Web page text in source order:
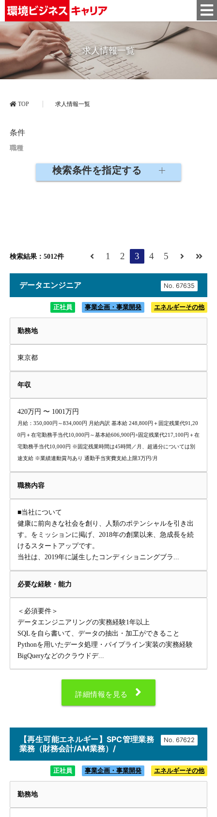
求人情報一覧
TOP 求人情報一覧
条件
職種
検索条件を指定する
検索結果：5012件 1 2 3 4 5
No.
データエンジニア
正社員 事業企画・事業開発 エネルギーその他
勤務地
東京都
年収
420万円 〜 1001万円
月給：350,000円～834,000円 月給内訳 基本給 248,800円＋固定残業代91,20
0円＋在宅勤務手当代10,000円～基本給606,900円+固定残業代217,100円＋在
宅勤務手当代10,000円 ※固定残業時間は45時間／月、超過分については別
途支給 ※業績連動賞与あり 通勤手当実費支給上限3万円/月
職務内容
■当社について
健康に前向きな社会を創り、人類のポテンシャルを引き出
す。をミッションに掲げ、2018年の創業以来、急成長を続
けるスタートアップです。
当社は、2019年に誕生したコンディショニングブラ...
必要な経験・能力
＜必須要件＞
データエンジニアリングの実務経験1年以上
SQLを自ら書いて、データの抽出・加工ができること
Pythonを用いたデータ処理・パイプライン実装の実務経験
BigQueryなどのクラウドデ...
詳細情報を見る
No.
【再生可能エネルギー】SPC管理業務
業務（財務会計/AM業務）/
正社員 事業企画・事業開発 エネルギーその他
勤務地